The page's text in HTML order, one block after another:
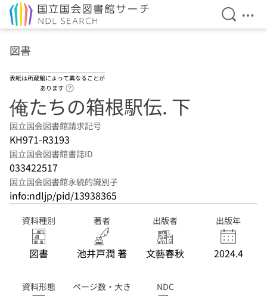
検索を
メ
図書
表紙は所蔵館によって異なることが
あります
俺たちの箱根駅伝. 下
国立国会図書館請求記号
KH971-R3193
国立国会図書館書誌ID
033422517
国立国会図書館永続的識別子
info:ndljp/pid/13938365
資料種別
図書
著者
池井戸潤 著
出版者
文藝春秋
出版年
2024.4
資料形態
ページ数・大き
NDC